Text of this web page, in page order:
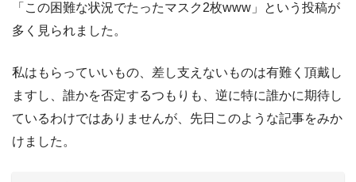
「この困難な状況でたったマスク2枚www」という投稿が
多く見られました。
私はもらっていいもの、差し支えないものは有難く頂戴し
ますし、誰かを否定するつもりも、逆に特に誰かに期待し
ているわけではありませんが、先日このような記事をみか
けました。